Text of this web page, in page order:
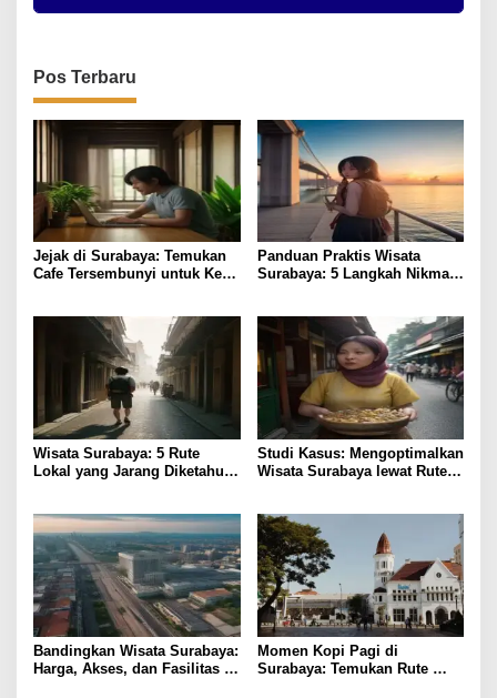
Pos Terbaru
Jejak di Surabaya: Temukan
Cafe Tersembunyi untuk Kerja
Panduan Praktis Wisata
Surabaya: 5 Langkah Nikmati
Wisata Surabaya: 5 Rute
Lokal yang Jarang Diketahui
Studi Kasus: Mengoptimalkan
Wisata Surabaya lewat Rute
Bandingkan Wisata Surabaya:
Harga, Akses, dan Fasilitas
Momen Kopi Pagi di
Surabaya: Temukan Rute